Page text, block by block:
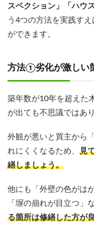
スペクション」「ハウ
う4つの方法を実践す
ができます。
方法①劣化が激しい
築年数が10年を超えた
が出ても不思議ではあ
外観が悪いと買主から
れにくくなるため、 見
繕しましょう。
他にも「外壁の色がは
「塀の崩れが目立つ」
る箇所は修繕した方が